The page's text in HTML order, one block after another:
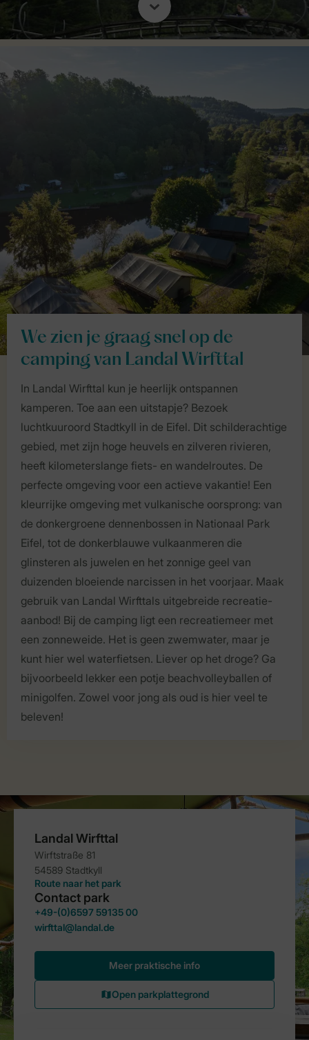
We zien je graag snel op de
camping van Landal Wirfttal
In Landal Wirfttal kun je heerlijk ontspannen
kamperen. Toe aan een uitstapje? Bezoek
luchtkuuroord Stadtkyll in de Eifel. Dit schilderachtige
gebied, met zijn hoge heuvels en zilveren rivieren,
heeft kilometerslange fiets- en wandelroutes. De
perfecte omgeving voor een actieve vakantie! Een
kleurrijke omgeving met vulkanische oorsprong: van
de donkergroene dennenbossen in Nationaal Park
Eifel, tot de donkerblauwe vulkaanmeren die
glinsteren als juwelen en het zonnige geel van
duizenden bloeiende narcissen in het voorjaar. Maak
gebruik van Landal Wirfttals uitgebreide recreatie-
aanbod! Bij de camping ligt een recreatiemeer met
een zonneweide. Het is geen zwemwater, maar je
kunt hier wel waterfietsen. Liever op het droge? Ga
bijvoorbeeld lekker een potje beachvolleyballen of
minigolfen. Zowel voor jong als oud is hier veel te
beleven!